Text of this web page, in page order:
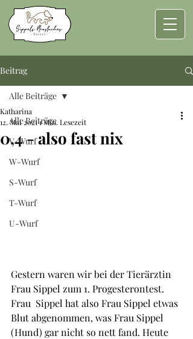
Beitrag
Alle Beiträge
V-Wurf
W-Wurf
S-Wurf
T-Wurf
U-Wurf
Alle Beiträge
0,4 - also fast nix
Katharina
12. Mai 20211 Min. Lesezeit
Gestern waren wir bei der Tierärztin
Frau Sippel zum 1. Progesterontest.
Frau  Sippel hat also Frau Sippel etwas
Blut abgenommen, was Frau Sippel
(Hund) gar nicht so nett fand. Heute